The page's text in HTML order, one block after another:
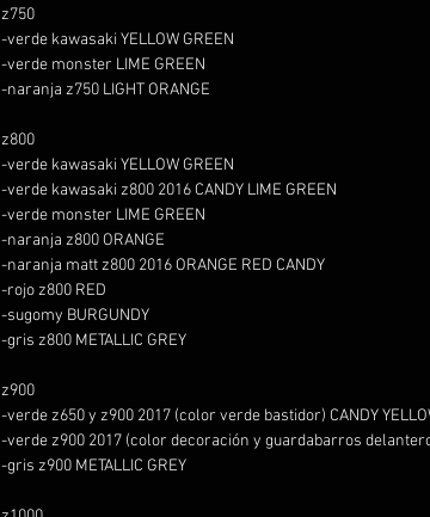
z750
-verde kawasaki YELLOW GREEN
-verde monster LIME GREEN
-naranja z750 LIGHT ORANGE
z800
-verde kawasaki YELLOW GREEN
-verde kawasaki z800 2016 CANDY LIME GREEN
-verde monster LIME GREEN
-naranja z800 ORANGE
-naranja matt z800 2016 ORANGE RED CANDY
-rojo z800 RED
-sugomy BURGUNDY
-gris z800 METALLIC GREY
z900
-verde z650 y z900 2017 (color verde bastidor) CANDY
-verde z900 2017 (color decoración y guardabarros
-gris z900 METALLIC GREY